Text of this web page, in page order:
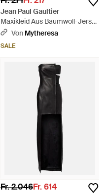
Jean Paul Gaultier
Maxikleid Aus Baumwoll-Jersey
- Grau
Von Mytheresa
SALE
Fr. 2.046Fr. 614